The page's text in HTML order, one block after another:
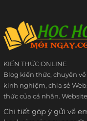
KIẾN THỨC ONLINE
Blog kiến thức, chuyên
kinh nghiệm, chia sẻ
thức của cá nhân.
Chi tiết góp ý gửi về